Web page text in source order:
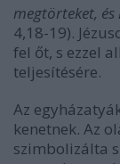
megtörteket, és
4,18-19).
fel őt, s ezzel
teljesítésére.
Az
kenetnek. Az
szimbolizálta